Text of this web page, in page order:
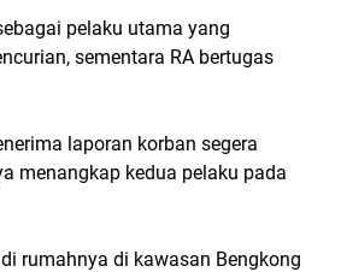
pelaku utama yang
sementara RA bertugas
laporan korban segera
menangkap kedua pelaku pada
rumahnya di kawasan Bengkong